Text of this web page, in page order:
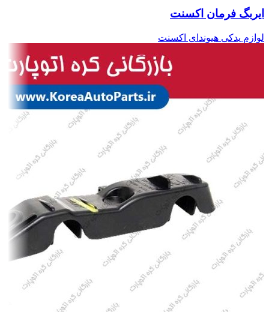
ایربگ فرمان اکسنت
لوازم یدکی هیوندای اکسنت